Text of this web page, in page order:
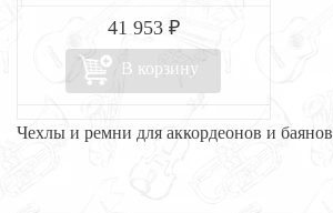
41 953 ₽
В корзину
Чехлы и ремни для аккордеонов и баянов